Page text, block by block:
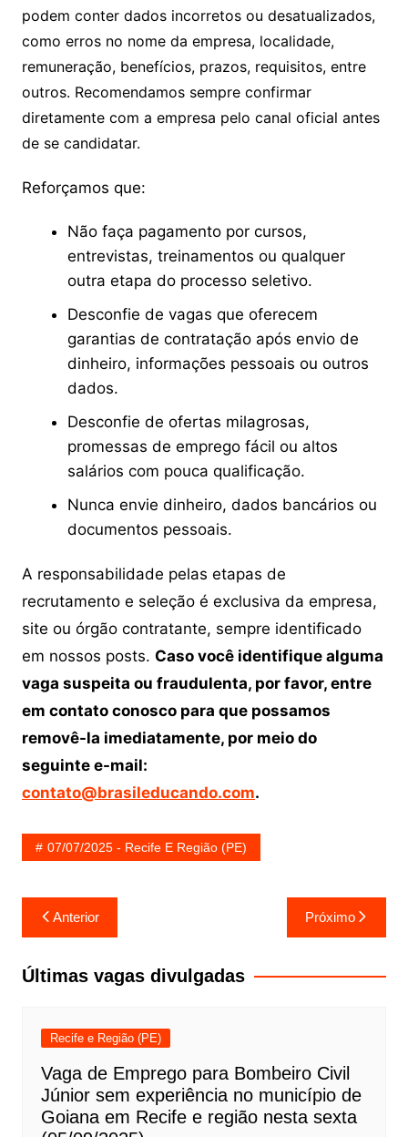
podem conter dados incorretos ou desatualizados,
como erros no nome da empresa, localidade,
remuneração, benefícios, prazos, requisitos, entre
outros. Recomendamos sempre confirmar
diretamente com a empresa pelo canal oficial antes
de se candidatar.
Reforçamos que:
Não faça pagamento por cursos,
entrevistas, treinamentos ou qualquer
outra etapa do processo seletivo.
Desconfie de vagas que oferecem
garantias de contratação após envio de
dinheiro, informações pessoais ou outros
dados.
Desconfie de ofertas milagrosas,
promessas de emprego fácil ou altos
salários com pouca qualificação.
Nunca envie dinheiro, dados bancários ou
documentos pessoais.
A responsabilidade pelas etapas de
recrutamento e seleção é exclusiva da empresa,
site ou órgão contratante, sempre identificado
em nossos posts. Caso você identifique alguma
vaga suspeita ou fraudulenta, por favor, entre
em contato conosco para que possamos
removê-la imediatamente, por meio do
seguinte e-mail:
contato@brasileducando.com.
07/07/2025 - Recife E Região (PE)
Navegação
de
Post
Anterior Próximo
Últimas vagas divulgadas
Recife e Região (PE)
Vaga de Emprego para Bombeiro Civil
Júnior sem experiência no município de
Goiana em Recife e região nesta sexta